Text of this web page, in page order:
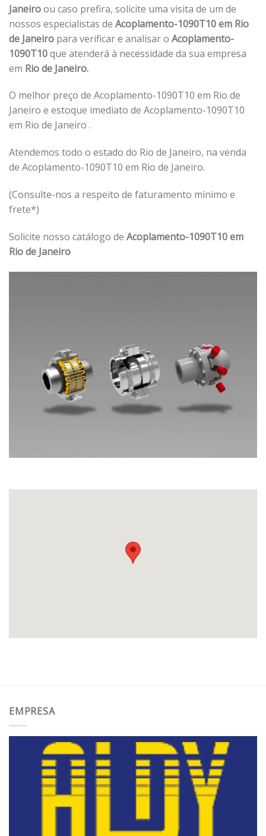
Janeiroou caso prefira, solicite uma visita de um de
nossos especialistas de Acoplamento-1090T10 em Rio
de Janeiro para verificar e analisar o Acoplamento-
1090T10que atenderá à necessidade da sua empresa
em Rio de Janeiro.
O melhor preço de Acoplamento-1090T10 em Rio de
Janeiro e estoque imediato de Acoplamento-1090T10
em Rio de Janeiro .
Atendemos todo o estado do Rio de Janeiro, na venda
de Acoplamento-1090T10 em Rio de Janeiro.
(Consulte-nos a respeito de faturamento mínimo e
frete*)
Solicite nosso catálogo de Acoplamento-1090T10 em
Rio de Janeiro
EMPRESA